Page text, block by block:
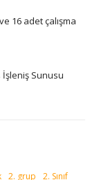
16 adet çalışma
İşleniş Sunusu
2. grup
2. Sınıf